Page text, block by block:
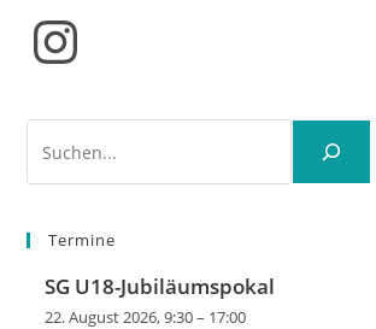
Instagram
Termine
SG U18-Jubiläumspokal
22. August 2026, 9:30– 17:00